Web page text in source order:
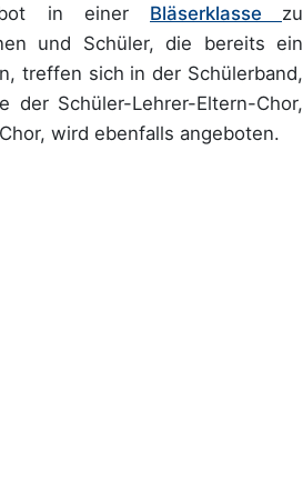
in einer Bläserklasse zu
und Schüler, die bereits ein
treffen sich in der Schülerband,
der Schüler-Lehrer-Eltern-Chor,
wird ebenfalls angeboten.